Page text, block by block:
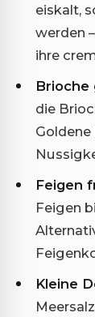
eiskalt,
werden
ihre
Brioche
die
Feigen
Feigen
Kleine